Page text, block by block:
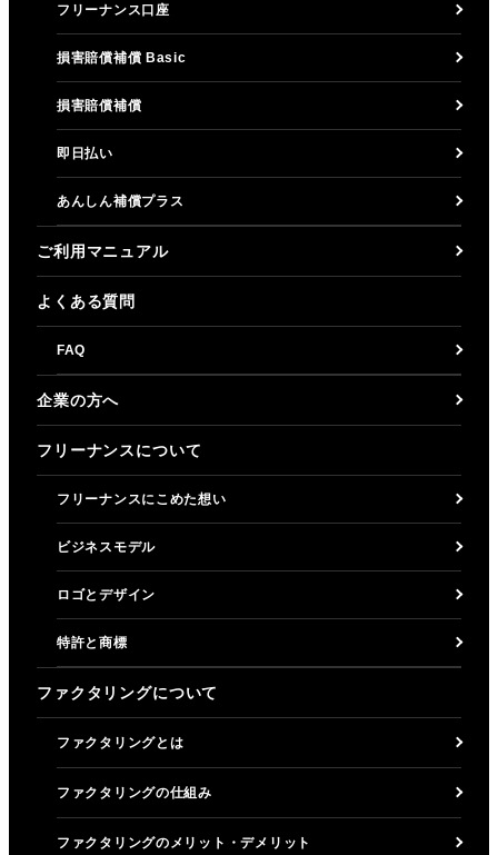
フリーナンス口座
損害賠償補償 Basic
損害賠償補償
即日払い
あんしん補償プラス
ご利用マニュアル
よくある質問
FAQ
企業の方へ
フリーナンスについて
フリーナンスにこめた想い
ビジネスモデル
ロゴとデザイン
特許と商標
ファクタリングについて
ファクタリングとは
ファクタリングの仕組み
ファクタリングのメリット・デメリット